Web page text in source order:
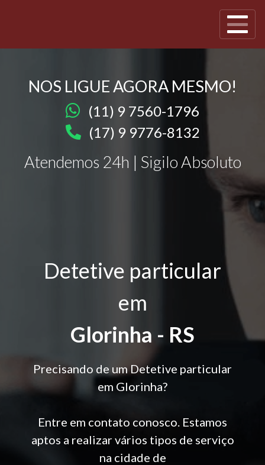
NOS LIGUE AGORA MESMO!
(11) 9 7560-1796
(17) 9 9776-8132
Atendemos 24h | Sigilo Absoluto
Detetive particular
em
Glorinha - RS
Precisando de um Detetive particular
em Glorinha?
Entre em contato conosco. Estamos
aptos a realizar vários tipos de serviço
na cidade de